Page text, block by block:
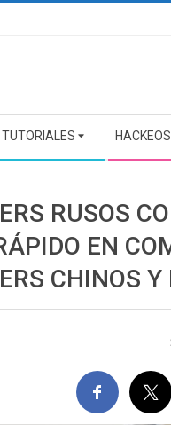
TUTORIALES HACKEOS
RUSOS
EN
CHINOS Y